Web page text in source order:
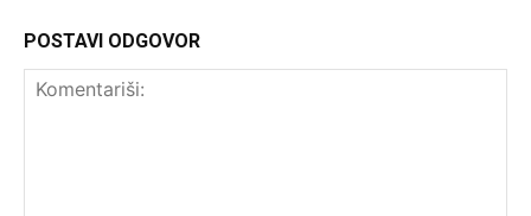
POSTAVI ODGOVOR